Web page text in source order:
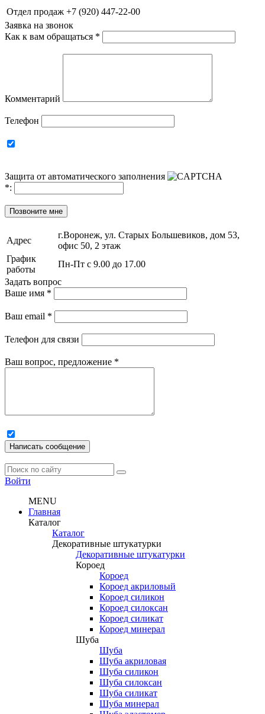
Отдел продаж +7 (920) 447-22-00
Заявка на звонок
Как к вам обращаться *
Комментарий
Телефон
Защита от автоматического заполнения
*:
Позвоните мне
Адрес
г.Воронеж, ул. Старых Большевиков, дом 53,
офис 50, 2 этаж
График
работы
Пн-Пт с 9.00 до 17.00
Задать вопрос
Ваше имя *
Ваш email *
Телефон для связи
Ваш вопрос, предложение *
Написать сообщение
Войти
MENU
Главная
Каталог
Каталог
Декоративные штукатурки
Декоративные штукатурки
Короед
Короед
Короед акриловый
Короед силикон
Короед силоксан
Короед силикат
Короед минерал
Шуба
Шуба
Шуба акриловая
Шуба силикон
Шуба силоксан
Шуба силикат
Шуба минерал